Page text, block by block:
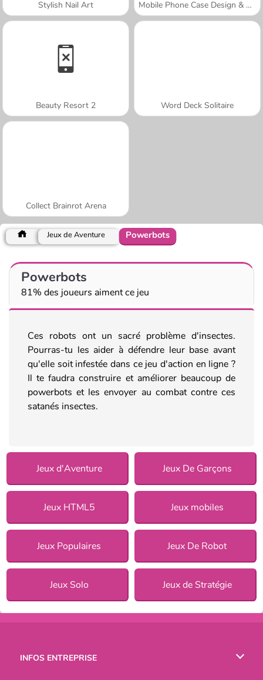
Stylish Nail Art Mobile Phone Case Design & DIY
Beauty Resort 2 Word Deck Solitaire
Collect Brainrot Arena
Jeux de Aventure Powerbots
Powerbots
81% des joueurs aiment ce jeu
Ces robots ont un sacré problème d'insectes.
Pourras-tu les aider à défendre leur base avant
qu'elle soit infestée dans ce jeu d'action en ligne ?
Il te faudra construire et améliorer beaucoup de
powerbots et les envoyer au combat contre ces
satanés insectes.
Jeux d'Aventure Jeux De Garçons
Jeux HTML5 Jeux mobiles
Jeux Populaires Jeux De Robot
Jeux Solo Jeux de Stratégie
INFOS ENTREPRISE